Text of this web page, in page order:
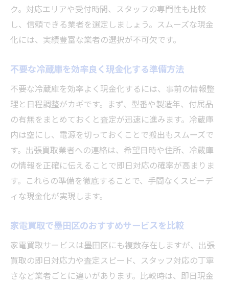
ク。対応エリアや受付時間、スタッフの専門性も比較
し、信頼できる業者を選定しましょう。スムーズな現金
化には、実績豊富な業者の選択が不可欠です。
不要な冷蔵庫を効率良く現金化する準備方法
不要な冷蔵庫を効率よく現金化するには、事前の情報整
理と日程調整がカギです。まず、型番や製造年、付属品
の有無をまとめておくと査定が迅速に進みます。冷蔵庫
内は空にし、電源を切っておくことで搬出もスムーズで
す。出張買取業者への連絡は、希望日時や住所、冷蔵庫
の情報を正確に伝えることで即日対応の確率が高まりま
す。これらの準備を徹底することで、手間なくスピーデ
ィな現金化が実現します。
家電買取で墨田区のおすすめサービスを比較
家電買取サービスは墨田区にも複数存在しますが、出張
買取の即日対応力や査定スピード、スタッフ対応の丁寧
さなど業者ごとに違いがあります。比較時は、即日現金